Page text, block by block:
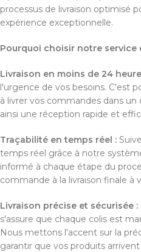
processus de livraison optimisé
expérience exceptionnelle.
Pourquoi choisir notre service
Livraison en moins de 24
l'urgence de vos besoins. C'est
à livrer vos commandes dans un
ainsi une réception rapide et
Traçabilité en temps réel :
temps réel grâce à notre
informé à chaque étape du
commande à la livraison finale à
Livraison précise et sécurisée :
s'assure que chaque colis est
Nous mettons l'accent sur la
garantir que vos produits